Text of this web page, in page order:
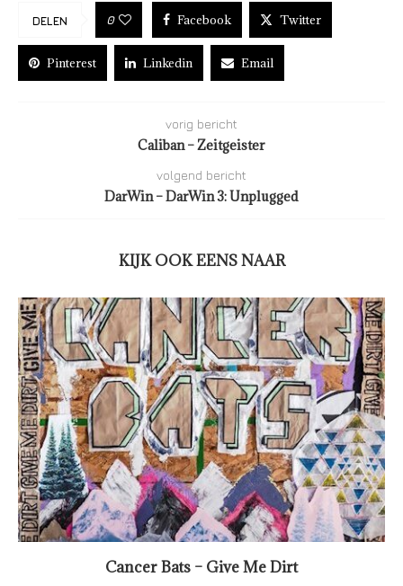
DELEN 0 Facebook Twitter
Pinterest Linkedin Email
vorig bericht
Caliban – Zeitgeister
volgend bericht
DarWin – DarWin 3: Unplugged
KIJK OOK EENS NAAR
Cancer Bats – Give Me Dirt